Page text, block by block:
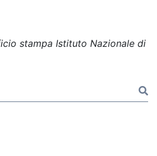
stampa Istituto Nazionale di